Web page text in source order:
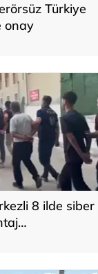
Türkiye
onay
8 ilde siber